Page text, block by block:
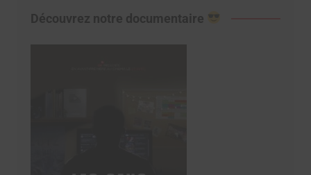
Découvrez notre documentaire